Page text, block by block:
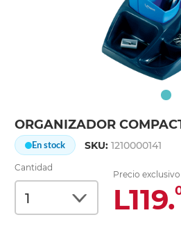
ORGANIZADOR
En stock SKU:1210000141
Cantidad
Precio
L119.